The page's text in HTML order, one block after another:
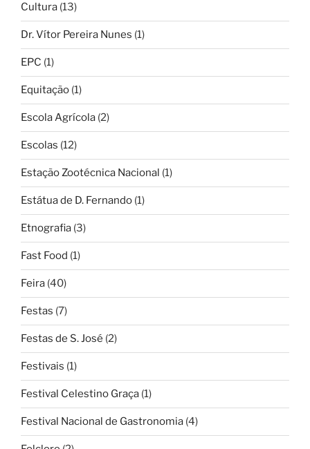
Cultura (13)
Dr. Vítor Pereira Nunes (1)
EPC (1)
Equitação (1)
Escola Agrícola (2)
Escolas (12)
Estação Zootécnica Nacional (1)
Estátua de D. Fernando (1)
Etnografia (3)
Fast Food (1)
Feira (40)
Festas (7)
Festas de S. José (2)
Festivais (1)
Festival Celestino Graça (1)
Festival Nacional de Gastronomia (4)